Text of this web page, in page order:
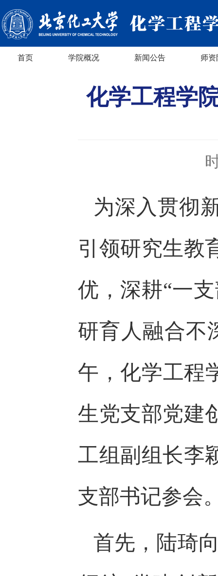
首页 学院概况 新闻公告 师资
化学工程学
为深入贯彻
引领研究生教
优，深耕“一
研育人融合不
午，化学工程
生党支部党建
工组副组长李
支部书记参会
首先，陆琦